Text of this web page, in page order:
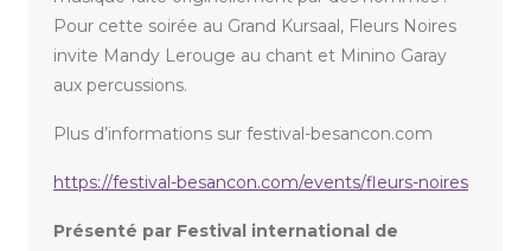
Pour cette soirée au Grand Kursaal, Fleurs Noires
invite Mandy Lerouge au chant et Minino Garay
aux percussions.
Plus d’informations sur festival-besancon.com
https://festival-besancon.com/events/fleurs-noires
Présenté par Festival international de